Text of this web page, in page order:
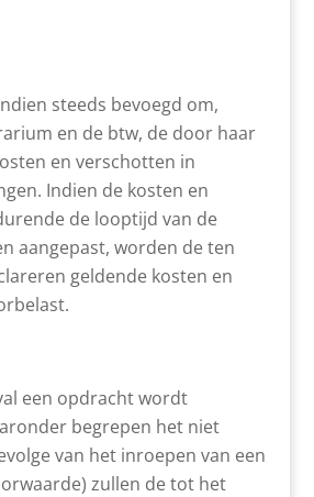
steeds bevoegd om,
en de btw, de door haar
en verschotten in
Indien de kosten en
de looptijd van de
aangepast, worden de ten
geldende kosten en
een opdracht wordt
begrepen het niet
van het inroepen van een
zullen de tot het